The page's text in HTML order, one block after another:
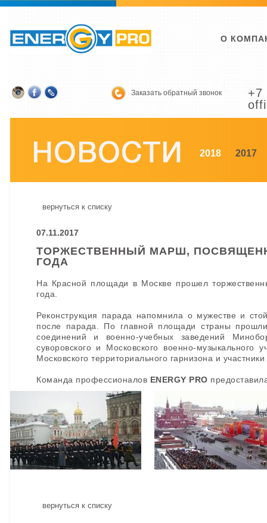
О
Заказать обратный звонок
+7
2018 2017
вернуться к списку
07.11.2017
ТОРЖЕСТВЕННЫЙ МАРШ,
ГОДА
На Красной площади в Москве прошел
года.
Реконструкция парада напомнила о мужестве и
после парада. По главной площади страны прошли
соединений и военно-учебных заведений
суворовского и Московского военно-
Московского территориального гарнизона и
Команда профессионалов ENERGY PRO
вернуться к списку